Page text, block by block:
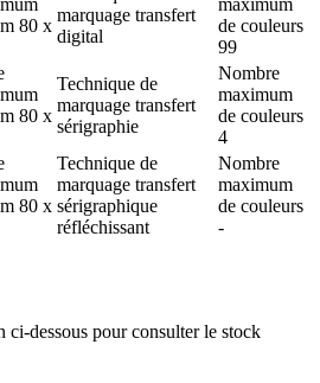
80 x
marquage transfert
digital
de couleurs
99
80 x
Technique de
marquage transfert
sérigraphie
Nombre
maximum
de couleurs
4
80 x
Technique de
marquage transfert
sérigraphique
réfléchissant
Nombre
maximum
de couleurs
-
ci-dessous pour consulter le stock